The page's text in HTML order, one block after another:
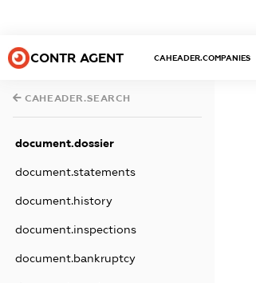
CONTR AGENT CAHEADER.COMPANIES
CAHEADER.SEARCH
document.dossier
document.statements
document.history
document.inspections
document.bankruptcy